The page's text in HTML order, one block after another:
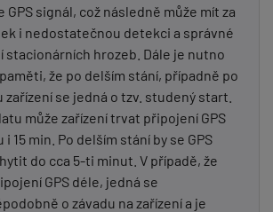
GPS signál, což následně může mít za
i nedostatečnou detekci a správné
stacionárních hrozeb. Dále je nutno
že po delším stání, případně po
zařízení se jedná o tzv. studený start.
může zařízení trvat připojení GPS
i 15 min. Po delším stání by se GPS
do cca 5-ti minut. V případě, že
GPS déle, jedná se
o závadu na zařízení a je